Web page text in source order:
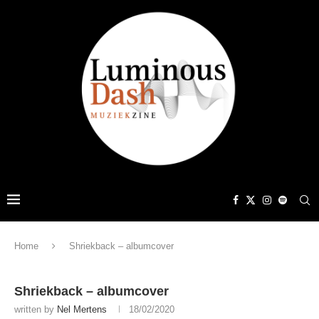
Home Shriekback – albumcover
Shriekback – albumcover
written by Nel Mertens 18/02/2020